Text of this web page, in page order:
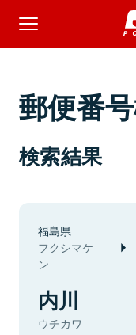
郵便番
検索結果
福島県
フクシマケ
ン
内川
ウチカワ